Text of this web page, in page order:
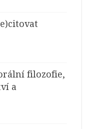
filozofie,
a